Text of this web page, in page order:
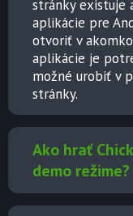
stránky existuje
aplikácie pre
otvoriť v
aplikácie je
možné urobiť v
stránky.
Ako hrať
demo režime?